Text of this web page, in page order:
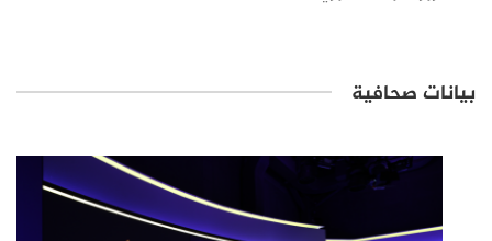
بيانات صحافية